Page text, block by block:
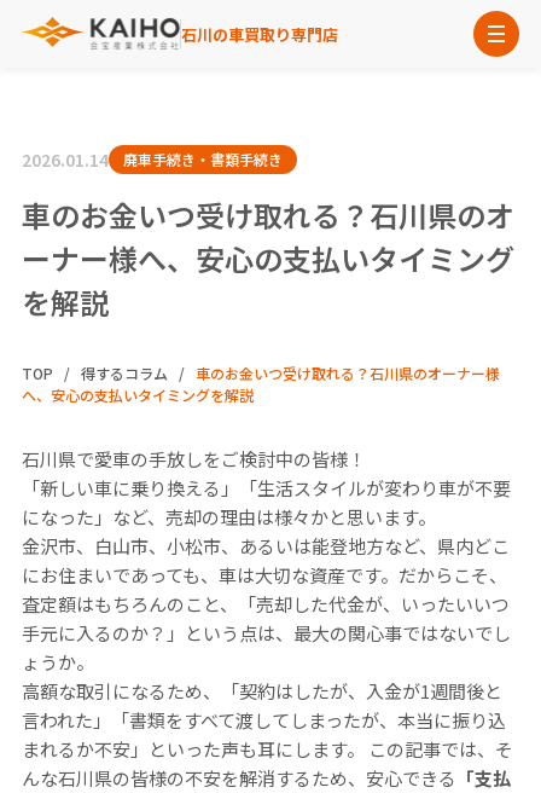
石川の車買取り専門店
2026.01.14 廃車手続き・書類手続き
車のお金いつ受け取れる？石川県のオ
ーナー様へ、安心の支払いタイミング
を解説
TOP 得するコラム
車のお金いつ受け取れる？石川県のオーナー様
へ、安心の支払いタイミングを解説
石川県で愛車の手放しをご検討中の皆様！
「新しい車に乗り換える」「生活スタイルが変わり車が不要
になった」など、売却の理由は様々かと思います。
金沢市、白山市、小松市、あるいは能登地方など、県内どこ
にお住まいであっても、車は大切な資産です。だからこそ、
査定額はもちろんのこと、「売却した代金が、いったいいつ
手元に入るのか？」という点は、最大の関心事ではないでし
ょうか。
高額な取引になるため、「契約はしたが、入金が1週間後と
言われた」「書類をすべて渡してしまったが、本当に振り込
まれるか不安」といった声も耳にします。 この記事では、そ
んな石川県の皆様の不安を解消するため、安心できる 「支払